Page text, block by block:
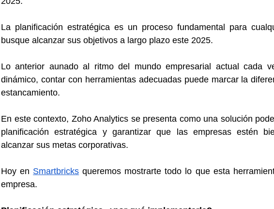
La planificación estratégica es un proceso fundamental para
busque alcanzar sus objetivos a largo plazo este 2025.
Lo anterior aunado al ritmo del mundo empresarial actual cada
dinámico, contar con herramientas adecuadas puede marcar la
estancamiento.
En este contexto, Zoho Analytics se presenta como una solución
planificación estratégica y garantizar que las empresas estén
alcanzar sus metas corporativas.
Hoy en Smartbricks queremos mostrarte todo lo que esta
empresa.